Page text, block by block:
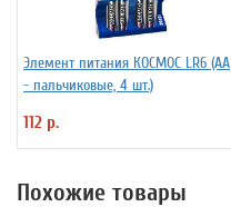
Элемент питания КОСМОС LR6 (АА
- пальчиковые, 4 шт.)
112 р.
Похожие товары